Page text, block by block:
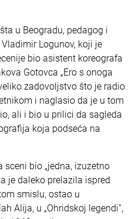
u Beogradu, pedagog i
Logunov, koji je
bio asistent koreografa
Gotovca „Ero s onoga
zadovoljstvo što je radio
i naglasio da je u tom
ali i bio u prilici da sagleda
koja podseća na
sceni bio „jedna, izuzetno
je daleko prelazila ispred
smislu, ostao u
Alija, u „Ohridskoj legendi“,